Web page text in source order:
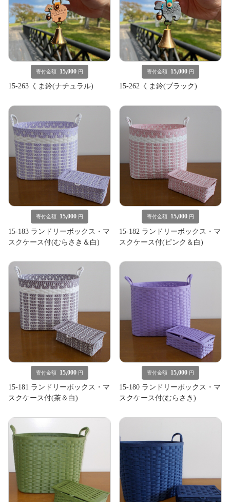
寄付金額 15,000 円
15-263 くま鈴(ナチュラル)
寄付金額 15,000 円
15-262 くま鈴(ブラック)
寄付金額 15,000 円
15-183 ランドリーボックス・マ
スクケース付(むらさき＆白)
寄付金額 15,000 円
15-182 ランドリーボックス・マ
スクケース付(ピンク＆白)
寄付金額 15,000 円
15-181 ランドリーボックス・マ
スクケース付(茶＆白)
寄付金額 15,000 円
15-180 ランドリーボックス・マ
スクケース付(むらさき)